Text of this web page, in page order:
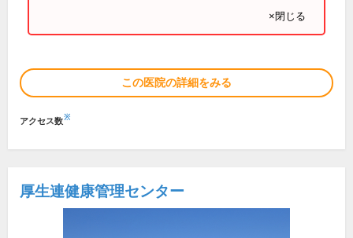
×閉じる
この医院の詳細をみる
アクセス数※
厚生連健康管理センター